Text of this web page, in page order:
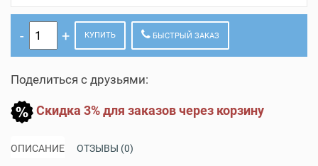
КУПИТЬ БЫСТРЫЙ ЗАКАЗ
Поделиться с друзьями:
Скидка 3% для заказов через корзину
ОПИСАНИЕ ОТЗЫВЫ (0)